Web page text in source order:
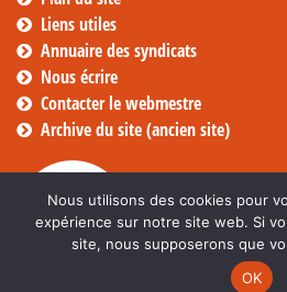
Liens utiles
Annuaire des syndicats
Nous écrire
Contacter le webmestre
Archive du site (ancien site)
Nous utilisons des cookies pour
expérience sur notre site web. Si
site, nous supposerons que
OK